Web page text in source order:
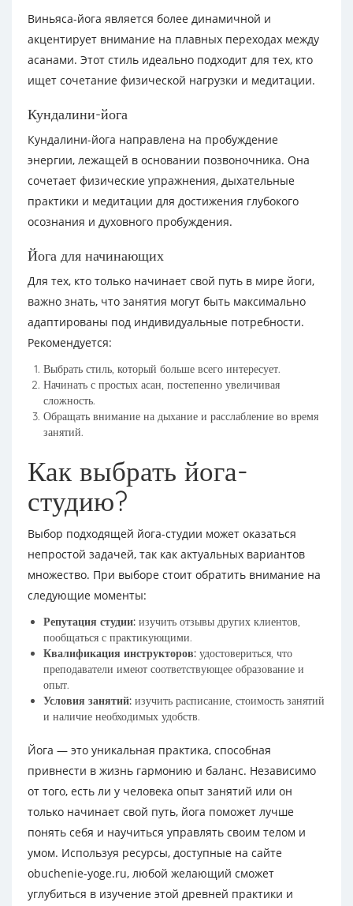
Виньяса-йога является более динамичной и
акцентирует внимание на плавных переходах между
асанами. Этот стиль идеально подходит для тех, кто
ищет сочетание физической нагрузки и медитации.
Кундалини-йога
Кундалини-йога направлена на пробуждение
энергии, лежащей в основании позвоночника. Она
сочетает физические упражнения, дыхательные
практики и медитации для достижения глубокого
осознания и духовного пробуждения.
Йога для начинающих
Для тех, кто только начинает свой путь в мире йоги,
важно знать, что занятия могут быть максимально
адаптированы под индивидуальные потребности.
Рекомендуется:
Выбрать стиль, который больше всего интересует.
Начинать с простых асан, постепенно увеличивая
сложность.
Обращать внимание на дыхание и расслабление во время
занятий.
Как выбрать йога-
студию?
Выбор подходящей йога-студии может оказаться
непростой задачей, так как актуальных вариантов
множество. При выборе стоит обратить внимание на
следующие моменты:
Репутация студии: изучить отзывы других клиентов,
пообщаться с практикующими.
Квалификация инструкторов: удостовериться, что
преподаватели имеют соответствующее образование и
опыт.
Условия занятий: изучить расписание, стоимость занятий
и наличие необходимых удобств.
Йога — это уникальная практика, способная
привнести в жизнь гармонию и баланс. Независимо
от того, есть ли у человека опыт занятий или он
только начинает свой путь, йога поможет лучше
понять себя и научиться управлять своим телом и
умом. Используя ресурсы, доступные на сайте
obuchenie-yoge.ru, любой желающий сможет
углубиться в изучение этой древней практики и